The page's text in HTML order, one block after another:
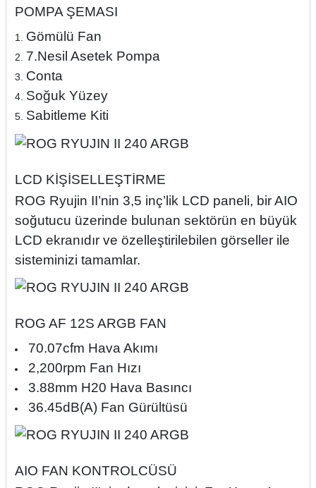
POMPA ŞEMASI
Gömülü Fan
7.Nesil Asetek Pompa
Conta
Soğuk Yüzey
Sabitleme Kiti
LCD KİŞİSELLEŞTİRME
ROG Ryujin II’nin 3,5 inç’lik LCD paneli, bir AIO
soğutucu üzerinde bulunan sektörün en büyük
LCD ekranıdır ve özelleştirilebilen görseller ile
sisteminizi tamamlar.
ROG AF 12S ARGB FAN
70.07cfm Hava Akımı
2,200rpm Fan Hızı
3.88mm H20 Hava Basıncı
36.45dB(A) Fan Gürültüsü
AIO FAN KONTROLCÜSÜ